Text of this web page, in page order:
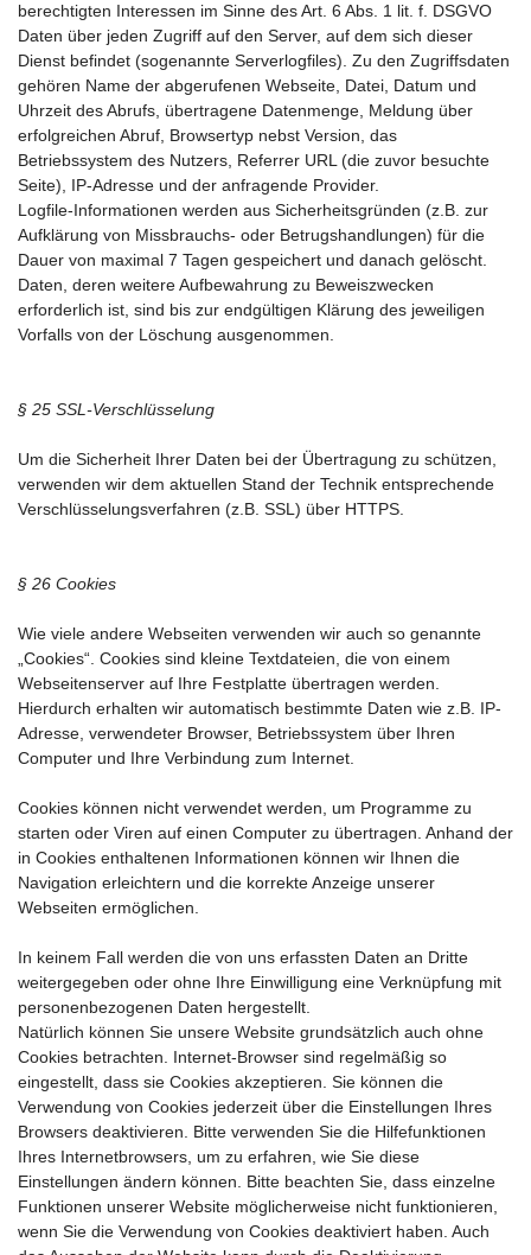
berechtigten Interessen im Sinne des Art. 6 Abs. 1 lit. f. DSGVO
Daten über jeden Zugriff auf den Server, auf dem sich dieser
Dienst befindet (sogenannte Serverlogfiles). Zu den Zugriffsdaten
gehören Name der abgerufenen Webseite, Datei, Datum und
Uhrzeit des Abrufs, übertragene Datenmenge, Meldung über
erfolgreichen Abruf, Browsertyp nebst Version, das
Betriebssystem des Nutzers, Referrer URL (die zuvor besuchte
Seite), IP-Adresse und der anfragende Provider.
Logfile-Informationen werden aus Sicherheitsgründen (z.B. zur
Aufklärung von Missbrauchs- oder Betrugshandlungen) für die
Dauer von maximal 7 Tagen gespeichert und danach gelöscht.
Daten, deren weitere Aufbewahrung zu Beweiszwecken
erforderlich ist, sind bis zur endgültigen Klärung des jeweiligen
Vorfalls von der Löschung ausgenommen.
§ 25 SSL-Verschlüsselung
Um die Sicherheit Ihrer Daten bei der Übertragung zu schützen,
verwenden wir dem aktuellen Stand der Technik entsprechende
Verschlüsselungsverfahren (z.B. SSL) über HTTPS.
§ 26 Cookies
Wie viele andere Webseiten verwenden wir auch so genannte
„Cookies“. Cookies sind kleine Textdateien, die von einem
Webseitenserver auf Ihre Festplatte übertragen werden.
Hierdurch erhalten wir automatisch bestimmte Daten wie z.B. IP-
Adresse, verwendeter Browser, Betriebssystem über Ihren
Computer und Ihre Verbindung zum Internet.
Cookies können nicht verwendet werden, um Programme zu
starten oder Viren auf einen Computer zu übertragen. Anhand der
in Cookies enthaltenen Informationen können wir Ihnen die
Navigation erleichtern und die korrekte Anzeige unserer
Webseiten ermöglichen.
In keinem Fall werden die von uns erfassten Daten an Dritte
weitergegeben oder ohne Ihre Einwilligung eine Verknüpfung mit
personenbezogenen Daten hergestellt.
Natürlich können Sie unsere Website grundsätzlich auch ohne
Cookies betrachten. Internet-Browser sind regelmäßig so
eingestellt, dass sie Cookies akzeptieren. Sie können die
Verwendung von Cookies jederzeit über die Einstellungen Ihres
Browsers deaktivieren. Bitte verwenden Sie die Hilfefunktionen
Ihres Internetbrowsers, um zu erfahren, wie Sie diese
Einstellungen ändern können. Bitte beachten Sie, dass einzelne
Funktionen unserer Website möglicherweise nicht funktionieren,
wenn Sie die Verwendung von Cookies deaktiviert haben. Auch